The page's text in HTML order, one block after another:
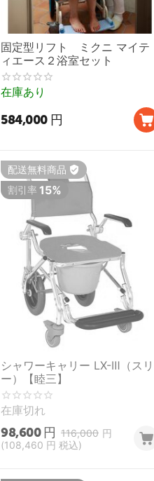
固定型リフト ミクニ マイテ
ィエース２浴室セット
在庫あり
584,000 円
配送無料商品
割引率 15%
シャワーキャリー LX-Ⅲ（スリ
ー）【睦三】
在庫切れ
116,000 円
98,600 円
(108,460 円 税込)